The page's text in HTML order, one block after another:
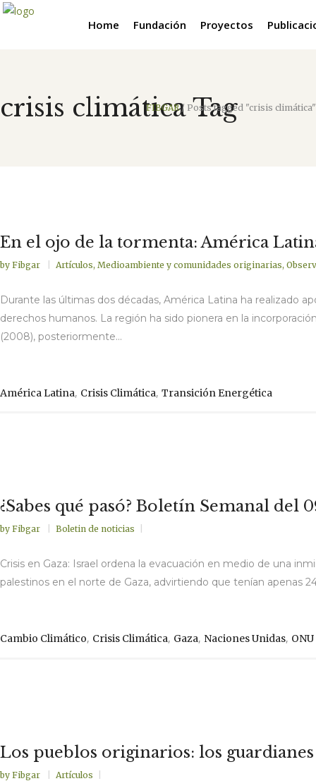
Home Fundación Proyectos
crisis climática Tag
FIBGAR/ Posts tagged "crisis climática"
En el ojo de la tormenta: América
by Fibgar Artículos, Medioambiente y comunidades originarias,
Durante las últimas dos décadas, América Latina ha realizado
derechos humanos. La región ha sido pionera en la
(2008), posteriormente...
América Latina, Crisis Climática, Transición Energética
¿Sabes qué pasó? Boletín Semanal del
by Fibgar Boletin de noticias
Crisis en Gaza: Israel ordena la evacuación en medio de una
palestinos en el norte de Gaza, advirtiendo que tenían apenas
Cambio Climático, Crisis Climática, Gaza, Naciones Unidas, ONU
Los pueblos originarios: los
by Fibgar Artículos